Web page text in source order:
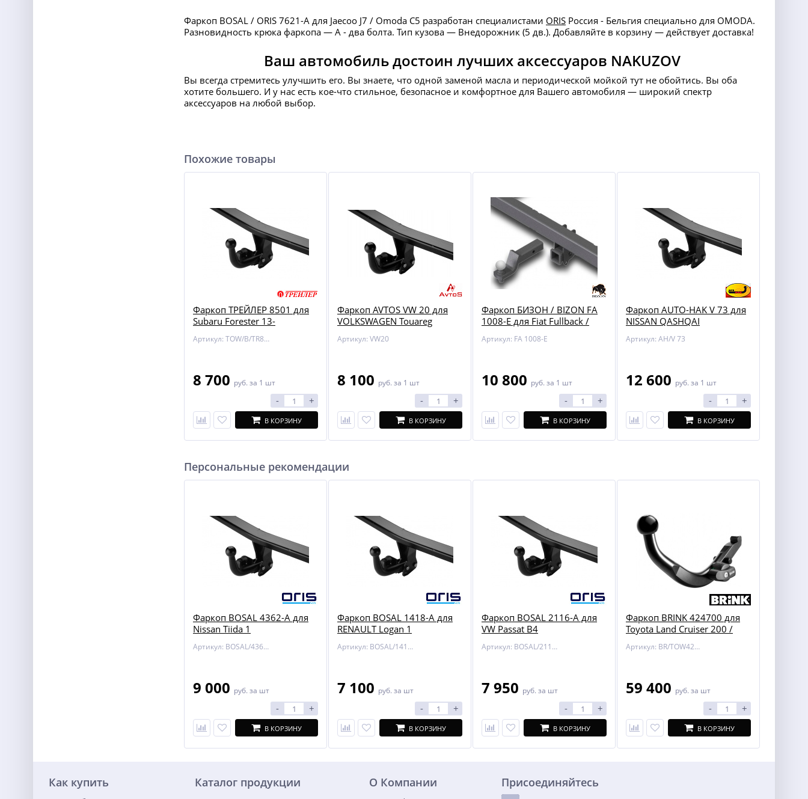
Фаркоп BOSAL / ORIS 7621-A для Jaecoo J7 / Omoda C5 разработан специалистами ORIS Россия - Бельгия специально для OMODA.
Разновидность крюка фаркопа — А - два болта. Тип кузова — Внедорожник (5 дв.). Добавляйте в корзину — действует доставка!
Ваш автомобиль достоин лучших аксессуаров NAKUZOV
Вы всегда стремитесь улучшить его. Вы знаете, что одной заменой масла и периодической мойкой тут не обойтись. Вы оба
хотите большего. И у нас есть кое-что стильное, безопасное и комфортное для Вашего автомобиля — широкий спектр
аксессуаров на любой выбор.
Похожие товары
Фаркоп ТРЕЙЛЕР 8501 для
Subaru Forester 13-
Артикул: TOW/B/TR8501
8 700 руб. за 1 шт
- +
В КОРЗИНУ
Фаркоп AVTOS VW 20 для
VOLKSWAGEN Touareg
Артикул: VW20
8 100 руб. за 1 шт
- +
В КОРЗИНУ
Фаркоп БИЗОН / BIZON FA
1008-E для Fiat Fullback /
Артикул: FA 1008-E
10 800 руб. за 1 шт
- +
В КОРЗИНУ
Фаркоп AUTO-HAK V 73 для
NISSAN QASHQAI
Артикул: AH/V 73
12 600 руб. за 1 шт
- +
В КОРЗИНУ
Персональные рекомендации
Фаркоп BOSAL 4362-A для
Nissan Tiida 1
Артикул: BOSAL/4362-A
9 000 руб. за шт
- +
В КОРЗИНУ
Фаркоп BOSAL 1418-A для
RENAULT Logan 1
Артикул: BOSAL/1418-A
7 100 руб. за шт
- +
В КОРЗИНУ
Фаркоп BOSAL 2116-A для
VW Passat B4
Артикул: BOSAL/2116-A
7 950 руб. за шт
- +
В КОРЗИНУ
Фаркоп BRINK 424700 для
Toyota Land Cruiser 200 /
Артикул: BR/TOW424700
59 400 руб. за шт
- +
В КОРЗИНУ
Как купить Каталог продукции О Компании Присоединяйтесь